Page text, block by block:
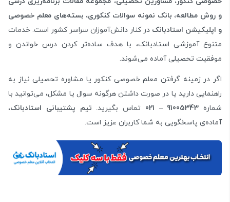
و روش مطالعه، بانک نمونه سوالات کنکوری، بسته‌های معلم خصوصی
و اپلیکیشن استادبانک در کنار دانش‌آموزان سراسر کشور است. خدمات
متنوع آموزشی استادبانک، با هدف ساده‌تر کردن درس خواندن و
موفقیت تحصیلی آماده می‌شوند.
اگر در زمینه گرفتن معلم خصوصی کنکور یا مشاوره تحصیلی نیاز به
راهنمایی دارید یا در صورت داشتن هرگونه سوال یا مشکل، می‌توانید با
شماره
تماس بگیرید. تیم پشتیبانی استادبانک،
آماده‌ی پاسخگویی به شما کاربران عزیز است.